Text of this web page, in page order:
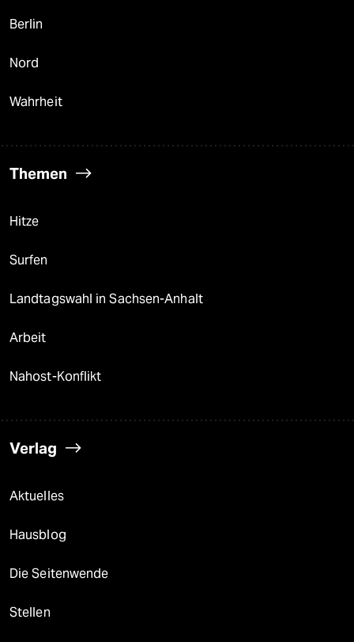
Berlin
Nord
Wahrheit
Themen
Hitze
Surfen
Landtagswahl in Sachsen-Anhalt
Arbeit
Nahost-Konflikt
Verlag
Aktuelles
Hausblog
Die Seitenwende
Stellen